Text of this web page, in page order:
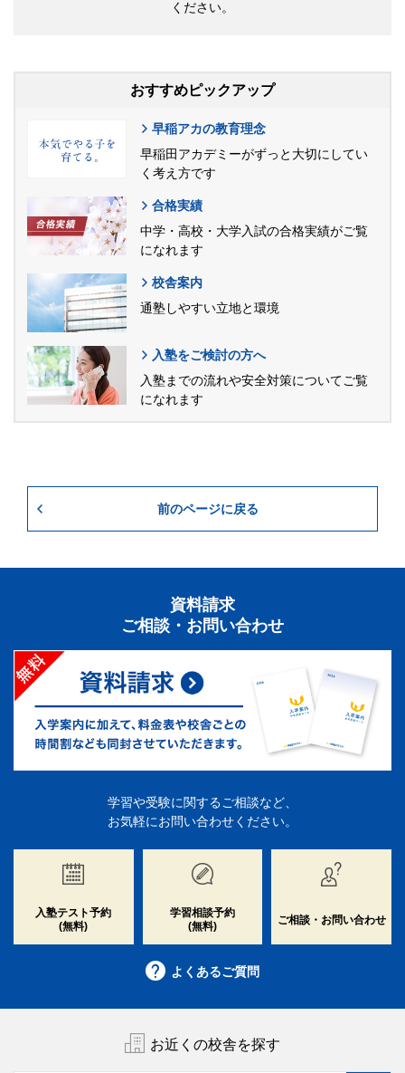
ください。
おすすめピックアップ
早稲アカの教育理念
早稲田アカデミーがずっと大切にしてい
く考え方です
合格実績
中学・高校・大学入試の合格実績がご覧
になれます
校舎案内
通塾しやすい立地と環境
入塾をご検討の方へ
入塾までの流れや安全対策についてご覧
になれます
前のページに戻る
資料請求
ご相談・お問い合わせ
学習や受験に関するご相談など、
お気軽にお問い合わせください。
入塾テスト予約
(無料)
学習相談予約
(無料)
ご相談・お問い合わせ
よくあるご質問
お近くの校舎を探す